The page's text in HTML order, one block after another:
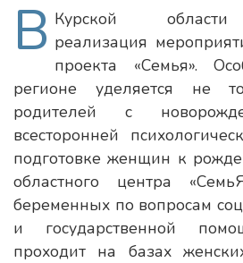
В Курской области
реализация
проекта «Семья».
регионе уделяется не
родителей с
всесторонней
подготовке женщин к
областного центра
беременных по вопросам
и государственной
проходит на базах